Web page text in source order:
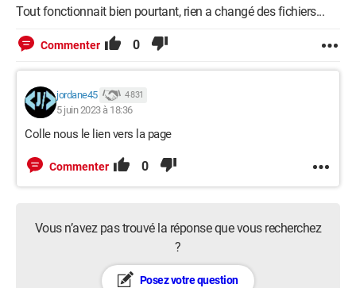
Tout fonctionnait bien pourtant, rien a changé des fichiers...
Commenter 0
jordane45 4 831
5 juin 2023 à 18:36
Colle nous le lien vers la page
Commenter 0
Vous n’avez pas trouvé la réponse que vous recherchez
?
Posez votre question